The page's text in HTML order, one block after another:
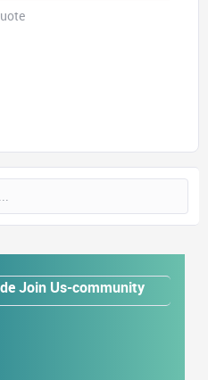
Join Us-community